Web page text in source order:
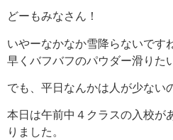
どーもみなさん！
いやーなかなか雪降らないです
早くバフバフのパウダー滑りた
でも、平日なんかは人が少ない
本日は午前中４クラスの入校が
りました。